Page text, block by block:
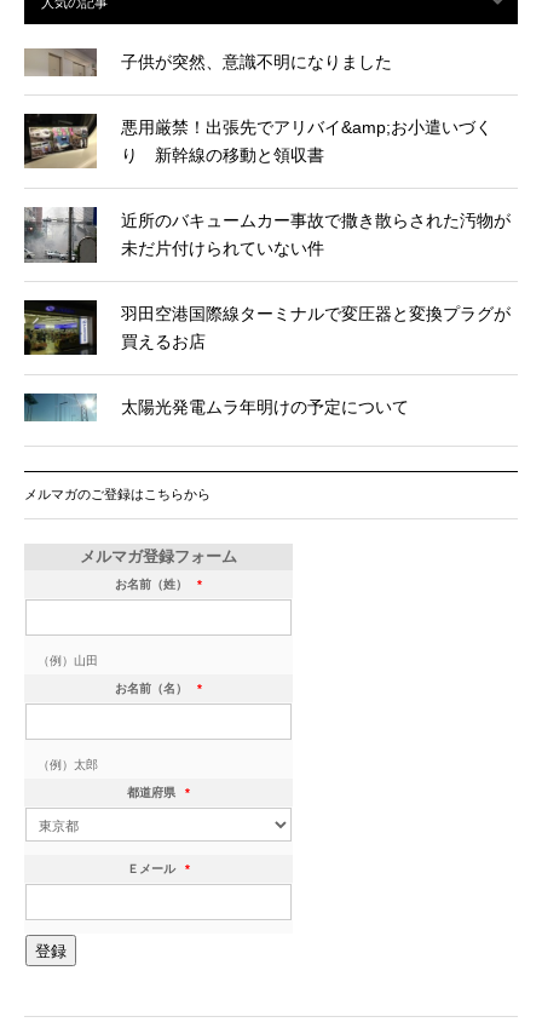
子供が突然、意識不明になりました
悪用厳禁！出張先でアリバイ&amp;お小遣いづく
り 新幹線の移動と領収書
近所のバキュームカー事故で撒き散らされた汚物が
未だ片付けられていない件
羽田空港国際線ターミナルで変圧器と変換プラグが
買えるお店
太陽光発電ムラ年明けの予定について
メルマガのご登録はこちらから
メルマガ登録フォーム
お名前（姓） *
（例）山田
お名前（名） *
（例）太郎
都道府県 *
Ｅメール *